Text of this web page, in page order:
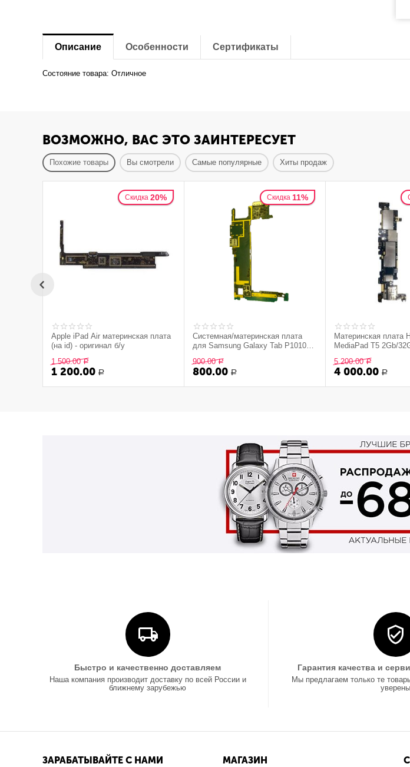
Описание Особенности Сертификаты
Состояние товара: Отличное
ВОЗМОЖНО, ВАС ЭТО ЗАИНТЕРЕСУЕТ
Похожие товары Вы смотрели Самые популярные Хиты продаж
Скидка 20%
Apple iPad Air материнская плата
(на id) - оригинал б/у
1 500.00 Р
1 200.00 Р
Скидка 11%
Системная/материнская плата
для Samsung Galaxy Tab P1010
900.00 Р
800.00 Р
Материнская плата
MediaPad T5 2Gb/
5 200.00 Р
4 000.00 Р
Быстро и качественно доставляем
Наша компания производит доставку по всей России и
ближнему зарубежью
Гарантия качества и
Мы предлагаем только те
уверены
ЗАРАБАТЫВАЙТЕ С НАМИ МАГАЗИН